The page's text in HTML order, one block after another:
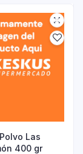
Las
400 gr